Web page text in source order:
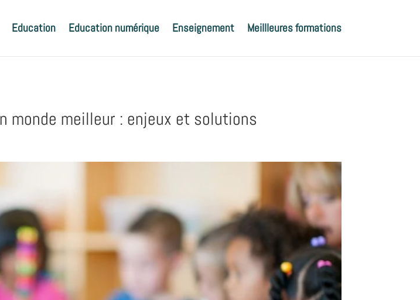
Education Education numérique Enseignement Meillleures formations
monde meilleur : enjeux et solutions